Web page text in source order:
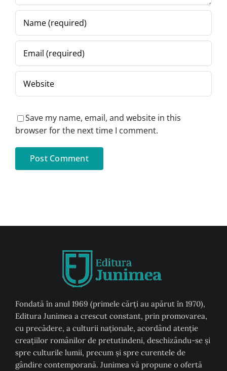
Save my name, email, and website in this
browser for the next time I comment.
Fondată în anul 1969 (primele cărți au apărut în 1970),
Editura Junimea a crescut constant, prin promovarea,
cu precădere, a culturii naţionale, acordând atenţie
creaţiilor românilor de pretutindeni, deschizându-se şi
spre culturile lumii, precum şi spre curentele de
gândire contemporană. Junimea vă propune o ofertă